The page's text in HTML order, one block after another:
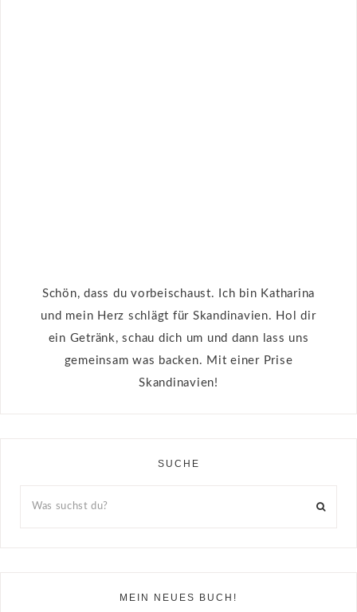
Schön, dass du vorbeischaust. Ich bin Katharina
und mein Herz schlägt für Skandinavien. Hol dir
ein Getränk, schau dich um und dann lass uns
gemeinsam was backen. Mit einer Prise
Skandinavien!
SUCHE
MEIN NEUES BUCH!